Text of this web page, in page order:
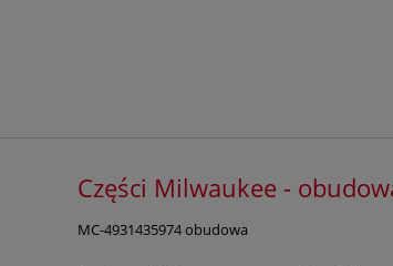
Części Milwaukee -
MC-4931435974 obudowa